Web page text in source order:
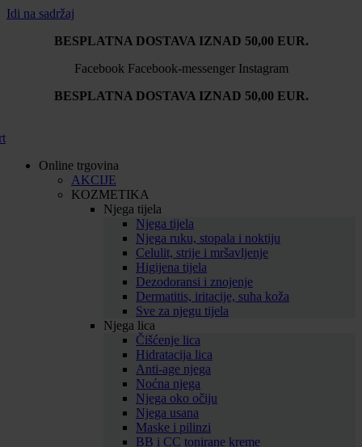
Idi na sadržaj
BESPLATNA DOSTAVA IZNAD 50,00 EUR.
Facebook Facebook-messenger Instagram
BESPLATNA DOSTAVA IZNAD 50,00 EUR.
Online trgovina
AKCIJE
KOZMETIKA
Njega tijela
Njega tijela
Njega ruku, stopala i noktiju
Celulit, strije i mršavljenje
Higijena tijela
Dezodoransi i znojenje
Dermatitis, iritacije, suha koža
Sve za njegu tijela
Njega lica
Čišćenje lica
Hidratacija lica
Anti-age njega
Noćna njega
Njega oko očiju
Njega usana
Maske i pilinzi
BB i CC tonirane kreme